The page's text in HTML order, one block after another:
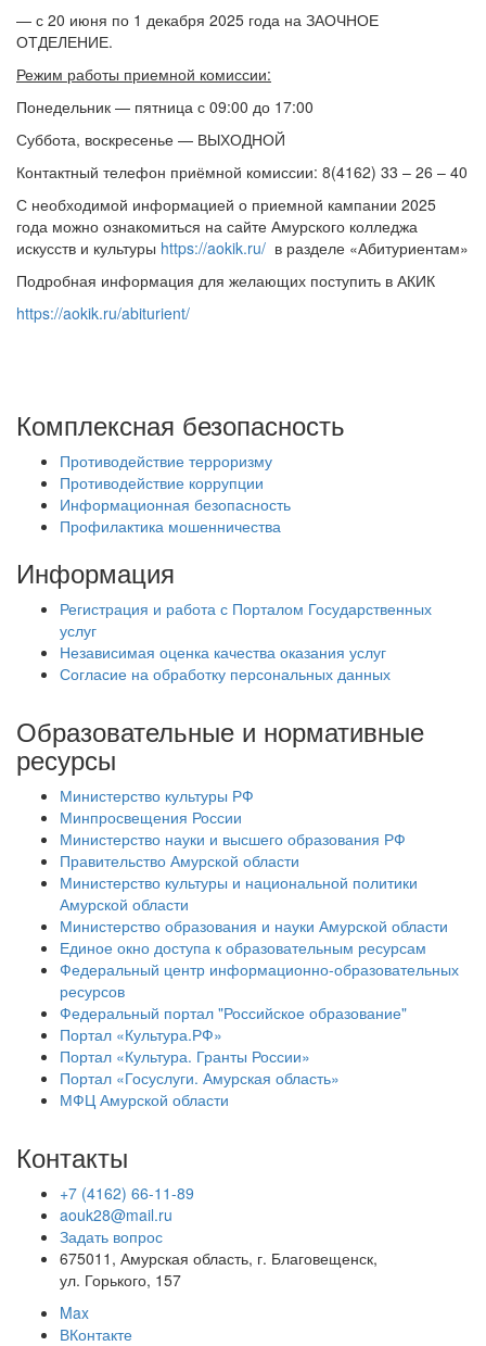
— с 20 июня по 1 декабря 2025 года на ЗАОЧНОЕ
ОТДЕЛЕНИЕ.
Режим работы приемной комиссии:
Понедельник — пятница с 09:00 до 17:00
Суббота, воскресенье — ВЫХОДНОЙ
Контактный телефон приёмной комиссии: 8(4162) 33 – 26 – 40
С необходимой информацией о приемной кампании 2025
года можно ознакомиться на сайте Амурского колледжа
искусств и культуры https://aokik.ru/ в разделе «Абитуриентам»
Подробная информация для желающих поступить в АКИК
https://aokik.ru/abiturient/
Комплексная безопасность
Противодействие терроризму
Противодействие коррупции
Информационная безопасность
Профилактика мошенничества
Информация
Регистрация и работа с Порталом Государственных
услуг
Независимая оценка качества оказания услуг
Согласие на обработку персональных данных
Образовательные и нормативные
ресурсы
Министерство культуры РФ
Минпросвещения России
Министерство науки и высшего образования РФ
Правительство Амурской области
Министерство культуры и национальной политики
Амурской области
Министерство образования и науки Амурской области
Единое окно доступа к образовательным ресурсам
Федеральный центр информационно-образовательных
ресурсов
Федеральный портал "Российское образование"
Портал «Культура.РФ»
Портал «Культура. Гранты России»
Портал «Госуслуги. Амурская область»
МФЦ Амурской области
Контакты
+7 (4162) 66-11-89
aouk28@mail.ru
Задать вопрос
675011, Амурская область, г. Благовещенск,
ул. Горького, 157
Max
ВКонтакте